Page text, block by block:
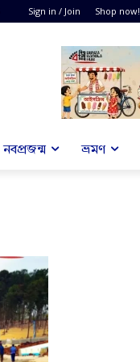
Sign in / Join Shop now!
নবপ্রজন্ম ভ্রমণ